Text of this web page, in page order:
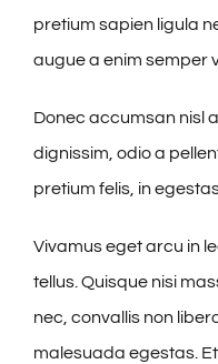
pretium sapien ligula
augue a enim semper
Donec accumsan nisl
dignissim, odio a
pretium felis, in
Vivamus eget arcu in
tellus. Quisque nisi
nec, convallis non
malesuada egestas.